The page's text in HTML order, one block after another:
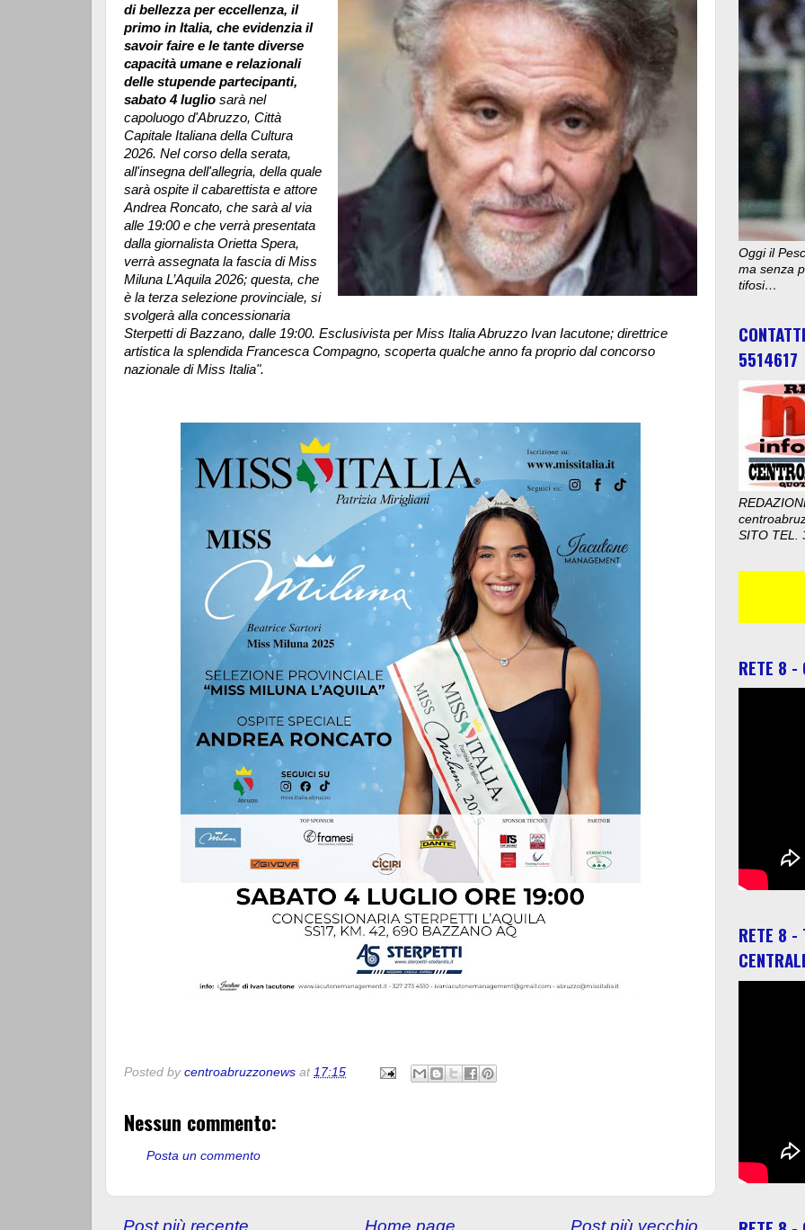
di bellezza per eccellenza, il
primo in Italia, che evidenzia il
savoir faire e le tante diverse
capacità umane e relazionali
delle stupende partecipanti,
sabato 4 luglio sarà nel
capoluogo d'Abruzzo, Città
Capitale Italiana della Cultura
2026. Nel corso della serata,
all'insegna dell'allegria, della quale
sarà ospite il cabarettista e attore
Andrea Roncato, che sarà al via
alle 19:00 e che verrà presentata
dalla giornalista Orietta Spera,
verrà assegnata la fascia di Miss
Miluna L’Aquila 2026; questa, che
è la terza selezione provinciale, si
svolgerà alla concessionaria
Sterpetti di Bazzano, dalle 19:00. Esclusivista per Miss Italia Abruzzo Ivan Iacutone; direttrice
artistica la splendida Francesca Compagno, scoperta qualche anno fa proprio dal concorso
nazionale di Miss Italia".
Posted by centroabruzzonews at 17:15
Nessun commento:
Posta un commento
Post più recente Post più vecchio
Home page
Oggi il
ma senza
tifosi…
5514617
SITO TEL.
RETE 8 -
RETE 8 -